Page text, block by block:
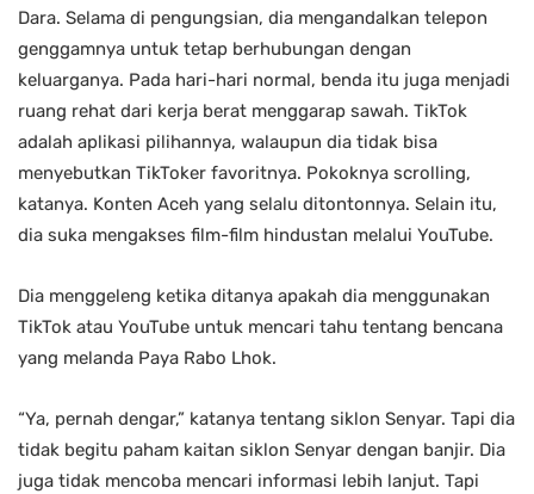
Dara. Selama di pengungsian, dia mengandalkan telepon
genggamnya untuk tetap berhubungan dengan
keluarganya. Pada hari-hari normal, benda itu juga menjadi
ruang rehat dari kerja berat menggarap sawah. TikTok
adalah aplikasi pilihannya, walaupun dia tidak bisa
menyebutkan TikToker favoritnya. Pokoknya scrolling,
katanya. Konten Aceh yang selalu ditontonnya. Selain itu,
dia suka mengakses film-film hindustan melalui YouTube.
Dia menggeleng ketika ditanya apakah dia menggunakan
TikTok atau YouTube untuk mencari tahu tentang bencana
yang melanda Paya Rabo Lhok.
“Ya, pernah dengar,” katanya tentang siklon Senyar. Tapi dia
tidak begitu paham kaitan siklon Senyar dengan banjir. Dia
juga tidak mencoba mencari informasi lebih lanjut. Tapi